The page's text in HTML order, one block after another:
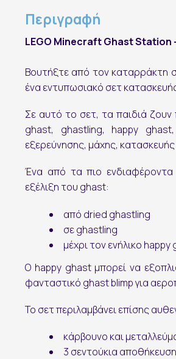
Περιγραφή
LEGO Minecraft Ghast Station
Βουτήξτε από τον καταρράκτη
ένα εντυπωσιακό σετ
Σε αυτό το σετ, τα παιδιά
ghast, ghastling, happy
εξερεύνησης, μάχης,
Ένα από τα πιο ενδιαφέροντα
εξέλιξη του ghast:
από dried ghastling
σε ghastling
μέχρι τον ενήλικο
Ο happy ghast μπορεί να
φανταστικό ghast blimp για
Το σετ περιλαμβάνει επίσης
κάρβουνο και
3 σεντούκια
Εγγραφή στο Newsletter